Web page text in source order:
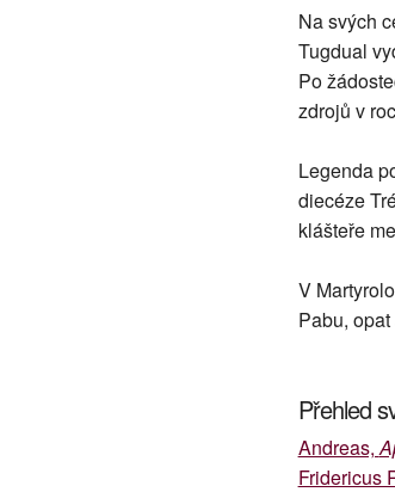
Na svých
Tugdual
Po
zdrojů v
Legenda
diecéze
klášteře
V
Pabu,
Přehled
Andreas,
Fridericus